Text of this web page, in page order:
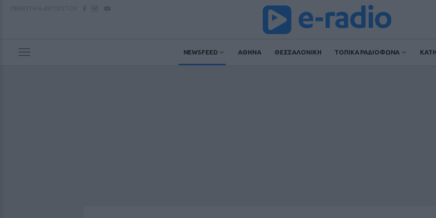
NEWSFEED ΑΘΗΝΑ ΘΕΣΣΑΛΟΝΙΚΗ ΤΟΠΙΚΑ ΡΑΔΙΟΦΩΝΑ